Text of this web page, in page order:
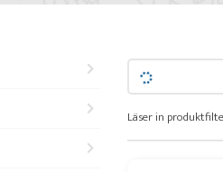
Läser in